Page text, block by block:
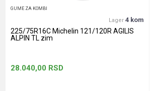
GUME ZA KOMBI
Lager 4 kom
225/75R16C Michelin 121/120R AGILIS
ALPIN TL zim
28.040,00 RSD